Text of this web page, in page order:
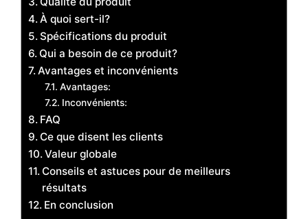
À quoi sert-il?
Spécifications du produit
Qui a besoin de ce produit?
Avantages et inconvénients
Avantages:
Inconvénients:
FAQ
Ce que disent les clients
Valeur globale
Conseils et astuces pour de meilleurs
résultats
En conclusion